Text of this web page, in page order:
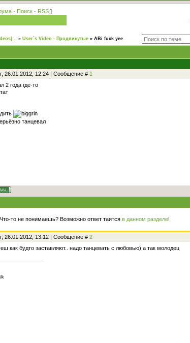
· Поиск· RSS]
» User`s Video - Продвинутые » ABi fuck yee
26.01.2012, 12:24 | Сообщение # 1
2 года где-то
танцевал
то не понимаешь? Возможно ответ таится в данном разделе!
26.01.2012, 13:12 | Сообщение # 2
как будто заставляют.. надо танцевать с любовью) а так молодец